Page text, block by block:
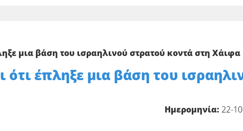
μια βάση του ισραηλινού στρατού κοντά στη Χάιφα
έπληξε μια βάση του
Ημερομηνία: 22-